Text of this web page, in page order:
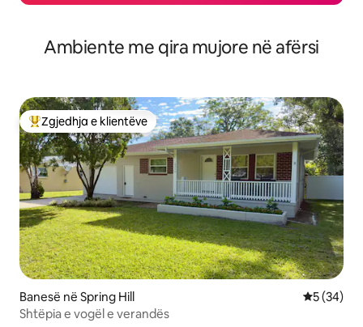
Ambiente me qira mujore në afërsi
Më të mirat e zgjedhjeve të klientëve
Zgjedhja e klientëve
Banesë në Spring Hill Vlerësimi
5 (34)
Shtëpia e vogël e verandës